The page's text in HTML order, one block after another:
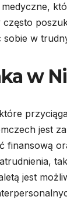
w
w
jest
finansową
jest